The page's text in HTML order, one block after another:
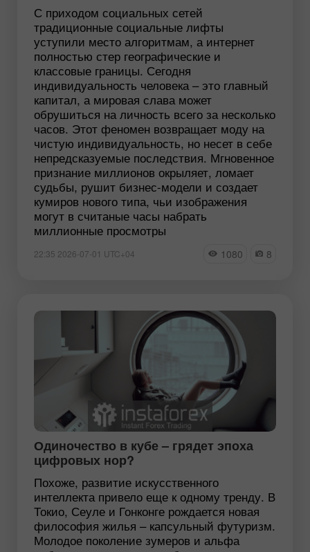
С приходом социальных сетей
традиционные социальные лифты
уступили место алгоритмам, а интернет
полностью стер географические и
классовые границы. Сегодня
индивидуальность человека – это главный
капитал, а мировая слава может
обрушиться на личность всего за несколько
часов. Этот феномен возвращает моду на
чистую индивидуальность, но несет в себе
непредсказуемые последствия. Мгновенное
признание миллионов окрыляет, ломает
судьбы, рушит бизнес-модели и создает
кумиров нового типа, чьи изображения
могут в считаные часы набрать
миллионные просмотры
22:35 2026-07-01 UTC+04 1080 8
Одиночество в кубе – грядет эпоха
цифровых нор?
Похоже, развитие искусственного
интеллекта привело еще к одному тренду. В
Токио, Сеуле и Гонконге рождается новая
философия жилья – капсульный футуризм.
Молодое поколение зумеров и альфа